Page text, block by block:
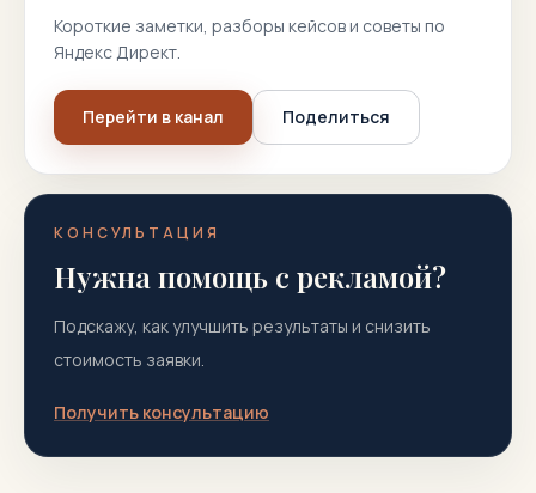
Короткие заметки, разборы кейсов и советы по
Яндекс Директ.
Перейти в канал Поделиться
КОНСУЛЬТАЦИЯ
Нужна помощь с рекламой?
Подскажу, как улучшить результаты и снизить
стоимость заявки.
Получить консультацию